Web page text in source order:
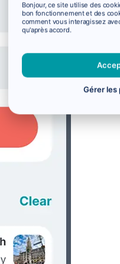
Bonjour, ce site utilise des
bon fonctionnement et des
comment vous interagissez
qu'après accord.
Gérer les